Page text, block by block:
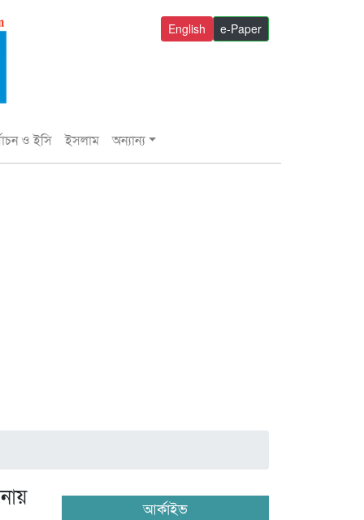
e-Paper
English
ও ইসি ইসলাম অন্যান্য
আর্কাইভ